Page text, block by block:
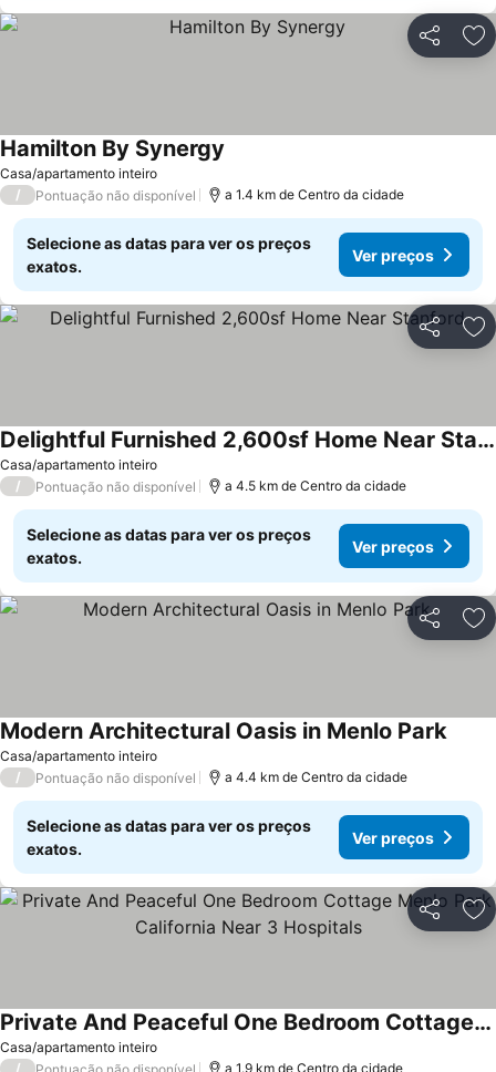
Partilhar
Casa/apartamento inteiro
Hamilton By Synergy
/ Pontuação não disponível a 1.4 km de Centro da cidade
Selecione as datas para ver os preços
exatos.
Ver preços
Partilhar
Casa/apartamento inteiro
Delightful Furnished 2,600sf Home Near Stanford
/ Pontuação não disponível a 4.5 km de Centro da cidade
Selecione as datas para ver os preços
exatos.
Ver preços
Partilhar
Casa/apartamento inteiro
Modern Architectural Oasis in Menlo Park
/ Pontuação não disponível a 4.4 km de Centro da cidade
Selecione as datas para ver os preços
exatos.
Ver preços
Partilhar
Casa/apartamento inteiro
Private And Peaceful One Bedroom Cottage Menlo Park California Near 3 Hospitals
/ Pontuação não disponível a 1.9 km de Centro da cidade